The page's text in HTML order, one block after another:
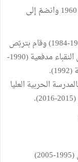
ولد أمير اللواء محمد الغول بالمهدية في 1 أوت 1960 وانضمّ إلى
تلقى تكوينه العسكري بالأكاديمية العسكرية (1980-1984) وقام بتربّص
اختصاص مدفعية (1985-1986) وبتربّص دروس النقباء مدفعية (1990-
بمدرسة الأركان (1996-1997) وبالمدرسة الحربية العليا